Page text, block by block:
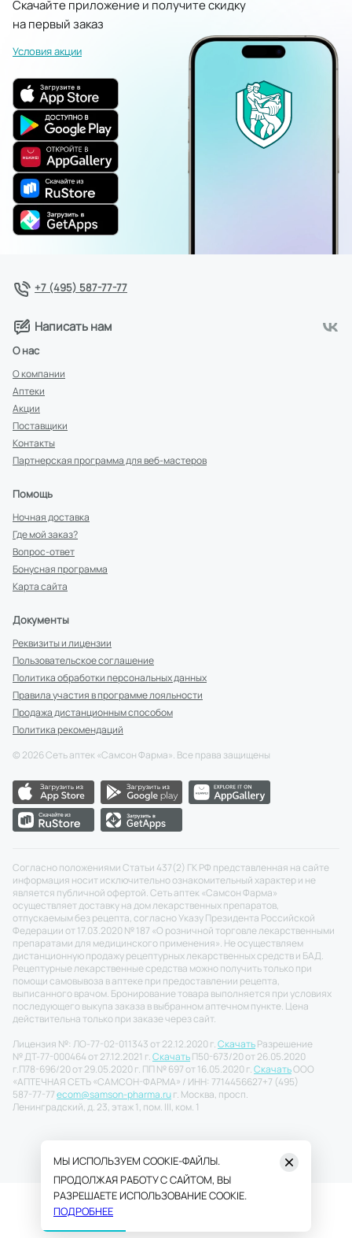
Скачайте приложение и получите скидку
на первый заказ
Условия акции
+7 (495) 587-77-77
Написать нам
О нас
О компании
Аптеки
Акции
Поставщики
Контакты
Партнерская программа для веб-мастеров
Помощь
Ночная доставка
Где мой заказ?
Вопрос-ответ
Бонусная программа
Карта сайта
Документы
Реквизиты и лицензии
Пользовательское соглашение
Политика обработки персональных данных
Правила участия в программе лояльности
Продажа дистанционным способом
Политика рекомендаций
© 2026Сеть аптек «Самсон Фарма». Все права защищены
Согласно положениями Статьи 437(2) ГК РФ представленная на сайте
информация носит исключительно ознакомительный характер и не
является публичной офертой. Сеть аптек «Самсон Фарма»
осуществляет доставку на дом лекарственных препаратов,
отпускаемым без рецепта, согласно Указу Президента Российской
Федерации от 17.03.2020 № 187 «О розничной торговле лекарственными
препаратами для медицинского применения». Не осуществляем
дистанционную продажу рецептурных лекарственных средств и БАД.
Рецептурные лекарственные средства можно получить только при
помощи самовывоза в аптеке при предоставлении рецепта,
выписанного врачом. Бронирование товара выполняется при условиях
последующего выкупа заказа в выбранном аптечном пункте. Цена
действительна только при заказе через сайт.
Лицензия №: ЛО-77-02-011343 от 22.12.2020 г.СкачатьРазрешение
№ ДТ-77-000464 от 27.12.2021 г.СкачатьП50-673/20 от 26.05.2020
г.П78-696/20 от 29.05.2020 г. ПП № 697 от 16.05.2020 г.СкачатьООО
«АПТЕЧНАЯ СЕТЬ «САМСОН-ФАРМА» / ИНН: 7714456627+7 (495)
587-77-77ecom@samson-pharma.ruг. Москва, просп.
Ленинградский, д. 23, этаж 1, пом. III, ком. 1
МЫ ИСПОЛЬЗУЕМ COOKIE-ФАЙЛЫ.
ПРОДОЛЖАЯ РАБОТУ С САЙТОМ, ВЫ
РАЗРЕШАЕТЕ ИСПОЛЬЗОВАНИЕ COOKIE.
ПОДРОБНЕЕ